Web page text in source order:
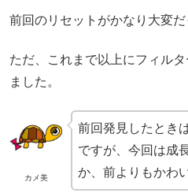
前回のリセットがかなり大変だ
ただ、これまで以上にフィル
ました。
カメ美
前回発見したとき
ですが、今回は成
か、前よりもかわ